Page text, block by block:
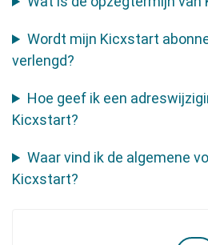
Wordt mijn Kicxstart
verlengd?
Hoe geef ik een
Kicxstart?
Waar vind ik de algemene
Kicxstart?